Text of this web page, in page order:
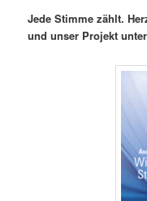
Jede Stimme zählt.
und unser Projekt